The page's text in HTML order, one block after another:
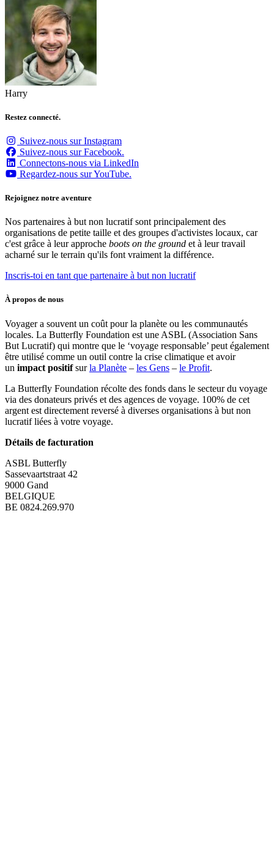
Harry
Restez connecté.
Suivez-nous sur Instagram
Suivez-nous sur Facebook.
Connectons-nous via LinkedIn
Regardez-nous sur YouTube.
Rejoignez notre aventure
Nos partenaires à but non lucratif sont principalement des
organisations de petite taille et des groupes d'activistes locaux, car
c'est grâce à leur approche boots on the ground et à leur travail
acharné sur le terrain qu'ils font vraiment la différence.
Inscris-toi en tant que partenaire à but non lucratif
À propos de nous
Voyager a souvent un coût pour la planète ou les communautés
locales. La Butterfly Foundation est une ASBL (Association Sans
But Lucratif) qui montre que le ‘voyage responsable’ peut également
être utilisé comme un outil contre la crise climatique et avoir
un impact positifsurla Planète – les Gens – le Profit.
La Butterfly Foundation récolte des fonds dans le secteur du voyage
via des donateurs privés et des agences de voyage. 100% de cet
argent est directement reversé à diverses organisations à but non
lucratif liées à votre voyage.
Détails de facturation
ASBL Butterfly
Sassevaartstraat 42
9000 Gand
BELGIQUE
BE 0824.269.970